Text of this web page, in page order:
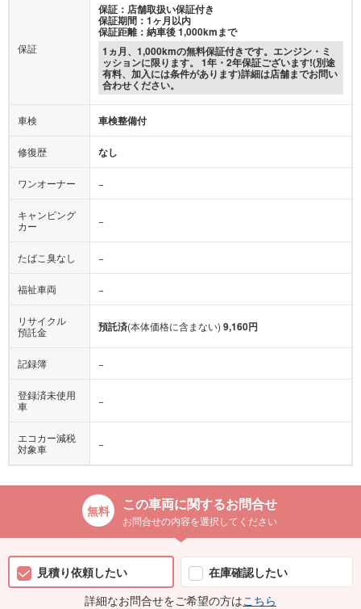
保証
保証：店舗取扱い保証付き
保証期間：1ヶ月以内
保証距離：納車後 1,000kmまで
1ヵ月、1,000kmの無料保証付きです。エンジン・ミ
ッションに限ります。 1年・2年保証ございます!(別途
有料、加入には条件があります)詳細は店舗までお問い
合わせください。
車検 車検整備付
修復歴 なし
ワンオーナー −
キャンピング
カー
−
たばこ臭なし −
福祉車両 −
リサイクル
預託金
預託済(本体価格に含まない) 9,160円
記録簿 −
登録済未使用
車
−
エコカー減税
対象車
−
この車両に関するお問合せ
お問合せの内容を選択してください
見積り依頼したい
在庫確認したい
詳細なお問合せをご希望の方はこちら